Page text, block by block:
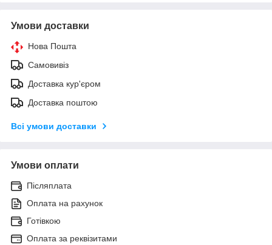
Умови доставки
Нова Пошта
Самовивіз
Доставка кур'єром
Доставка поштою
Всі умови доставки
Умови оплати
Післяплата
Оплата на рахунок
Готівкою
Оплата за реквізитами